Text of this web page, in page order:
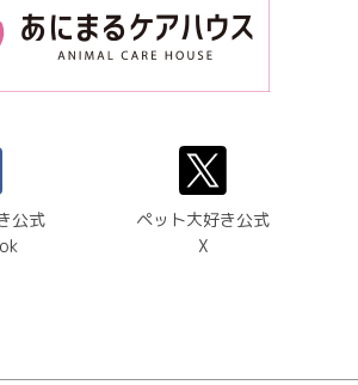
公式
ペット大好き公式
X